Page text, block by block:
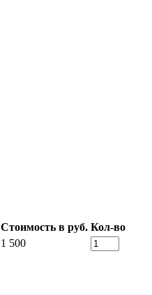
Стоимость в руб. Кол-во
1 500